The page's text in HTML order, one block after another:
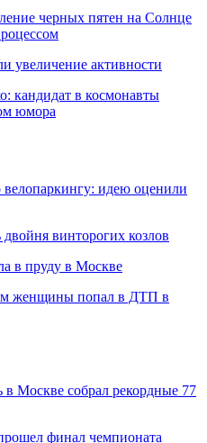
черных пятен на Солнце
увеличение активности
кандидат в космонавты
юмора
идею оценили
винторогих козлов
в пруду в Москве
женщины попал в ДТП в
в Москве собрал рекордные 77
финал чемпионата